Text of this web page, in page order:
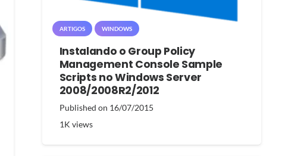
ARTIGOS WINDOWS
Instalando o Group Policy
Management Console Sample
Scripts no Windows Server
2008/2008R2/2012
Published on 16/07/2015
1K views